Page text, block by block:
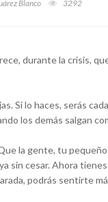
Blanco 3292
durante la crisis,
Si lo haces, serás
los demás salgan
la gente, tu
sin cesar. Ahora
podrás sentirte